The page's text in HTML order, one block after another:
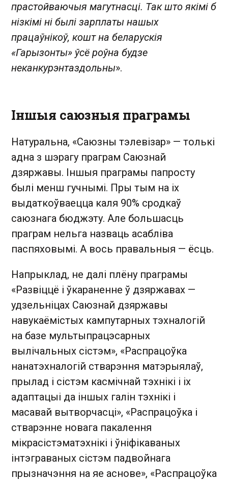
прастойваючыя магутнасці. Так што якімі б
нізкімі ні былі зарплаты нашых
працаўнікоў, кошт на беларускія
«Гарызонты» ўсё роўна будзе
неканкурэнтаздольны».
Іншыя саюзныя праграмы
Натуральна, «Саюзны тэлевізар» — толькі
адна з шэрагу праграм Саюзнай
дзяржавы. Іншыя праграмы папросту
былі менш гучнымі. Пры тым на іх
выдаткоўваецца каля 90% сродкаў
саюзнага бюджэту. Але большасць
праграм нельга назваць асабліва
паспяховымі. А вось правальныя — ёсць.
Напрыклад, не далі плёну праграмы
«Развіццё і ўкараненне ў дзяржавах —
удзельніцах Саюзнай дзяржавы
навукаёмістых кампутарных тэхналогій
на базе мультыпрацэсарных
вылічальных сістэм», «Распрацоўка
нанатэхналогій стварэння матэрыялаў,
прылад і сістэм касмічнай тэхнікі і іх
адаптацыі да іншых галін тэхнікі і
масавай вытворчасці», «Распрацоўка і
стварэнне новага пакалення
мікрасістэматэхнікі і ўніфікаваных
інтэграваных сістэм падвойнага
прызначэння на яе аснове», «Распрацоўка